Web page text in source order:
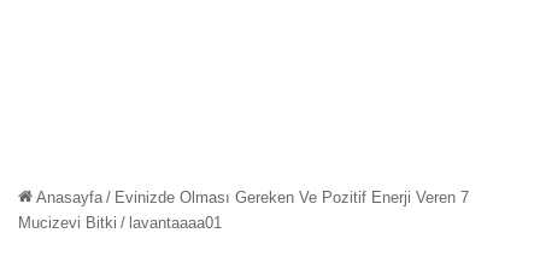
Anasayfa / Evinizde Olması Gereken Ve Pozitif Enerji Veren 7
Mucizevi Bitki / lavantaaaa01